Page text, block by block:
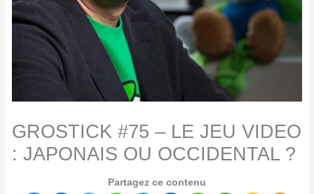
GROSTICK #75 – LE JEU VIDEO
: JAPONAIS OU OCCIDENTAL ?
Partagez ce contenu